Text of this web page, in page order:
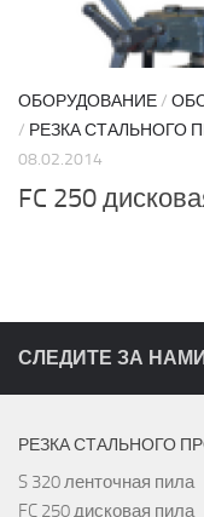
ОБОРУДОВАНИЕ/
/ РЕЗКА СТАЛЬНОГО
08.02.2014
FC 250
СЛЕДИТЕ ЗА
РЕЗКА СТАЛЬНОГО
S 320 ленточная пила
FC 250 дисковая пила